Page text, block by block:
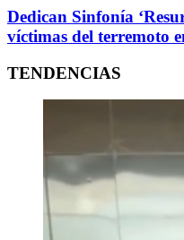
Dedican Sinfonía
víctimas del terremoto
TENDENCIAS